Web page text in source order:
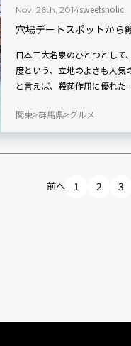
Nov. 26th, 2014sweetsholic
穴場デートスポットから
日本三大名泉のひとつとして
度という、立地のよさも人気のひと
と言えば、殺菌作用に優れた
関東 群馬県 グルメ
前へ 1 2 3